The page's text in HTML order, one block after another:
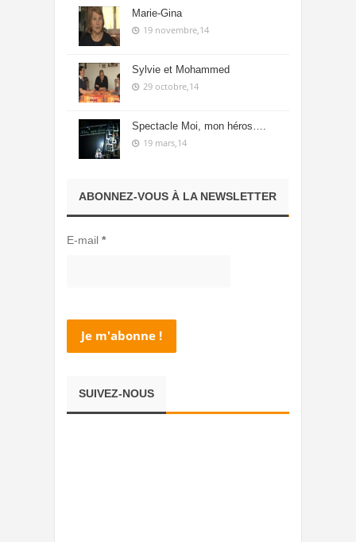
Marie-Gina
19 novembre,14
Sylvie et Mohammed
29 octobre,14
Spectacle Moi, mon héros….
19 mars,14
ABONNEZ-VOUS À LA NEWSLETTER
E-mail *
SUIVEZ-NOUS